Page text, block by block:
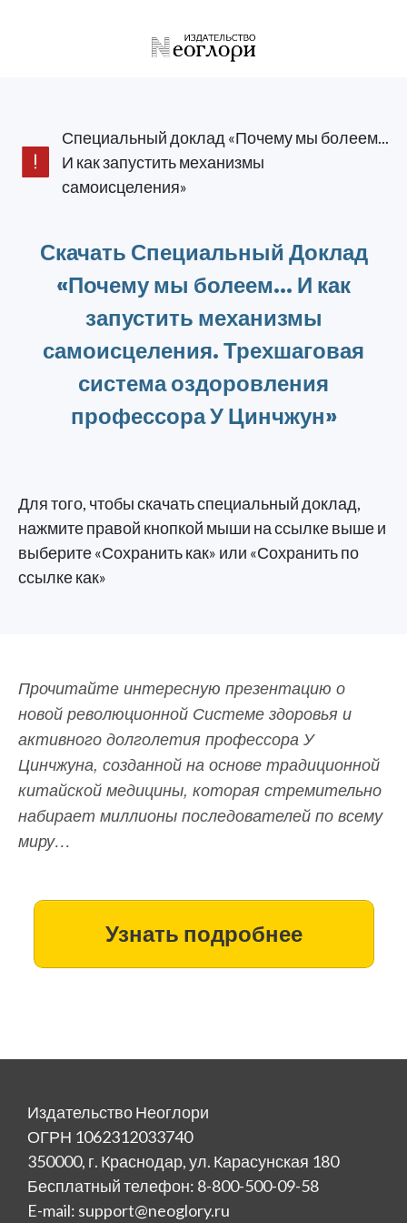
Специальный доклад «Почему мы болеем...
И как запустить механизмы
самоисцеления»
Скачать Специальный Доклад
«Почему мы болеем... И как
запустить механизмы
самоисцеления. Трехшаговая
система оздоровления
профессора У Цинчжун»
Для того, чтобы скачать специальный доклад,
нажмите правой кнопкой мыши на ссылке выше и
выберите «Сохранить как» или «Сохранить по
ссылке как»
Прочитайте интересную презентацию о
новой революционной Системе здоровья и
активного долголетия профессора У
Цинчжуна, созданной на основе традиционной
китайской медицины, которая стремительно
набирает миллионы последователей по всему
миру…
Узнать подробнее
Издательство Неоглори
ОГРН 1062312033740
350000, г. Краснодар, ул. Карасунская 180
Бесплатный телефон: 8-800-500-09-58
E-mail: support@neoglory.ru